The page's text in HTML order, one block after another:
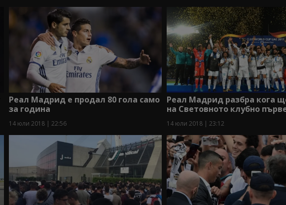
Реал Мадрид е продал 80 гола само
за година
14 юли 2018 | 22:56
Реал Мадрид разбра кога
на Световното клубно
14 юли 2018 | 23:12